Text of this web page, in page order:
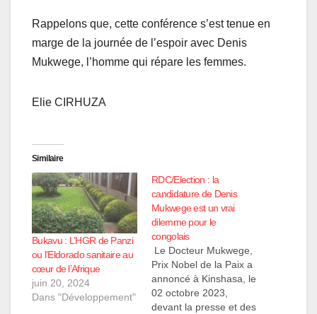
Rappelons que, cette conférence s’est tenue en
marge de la journée de l’espoir avec Denis
Mukwege, l’homme qui répare les femmes.
Elie CIRHUZA
Similaire
Bukavu : L’HGR de Panzi
ou l’Eldorado sanitaire au
cœur de l’Afrique
juin 20, 2024
Dans "Développement"
RDC/Election : la
candidature de Denis
Mukwege est un vrai
dilemme pour le
congolais
Le Docteur Mukwege,
Prix Nobel de la Paix a
annoncé à Kinshasa, le
02 octobre 2023,
devant la presse et des